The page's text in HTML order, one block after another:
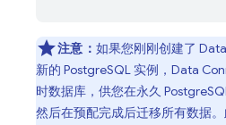
注意： 如果您刚刚创建了
新的 PostgreSQL 实例， Data
时数据库，供您在永久
然后在预配完成后迁移所有数据